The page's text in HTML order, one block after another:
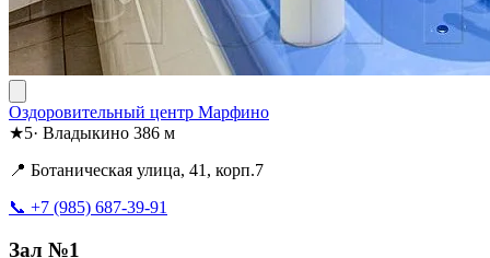
Оздоровительный центр Марфино
★5· Владыкино 386 м
📍 Ботаническая улица, 41, корп.7
📞 +7 (985) 687-39-91
Зал №1